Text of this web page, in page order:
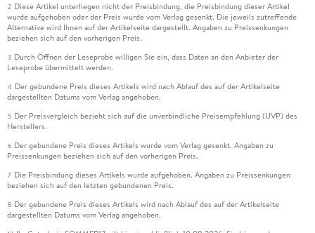
2 Diese Artikel unterliegen nicht der Preisbindung, die Preisbindung dieser Artikel
wurde aufgehoben oder der Preis wurde vom Verlag gesenkt. Die jeweils zutreffende
Alternative wird Ihnen auf der Artikelseite dargestellt. Angaben zu Preissenkungen
beziehen sich auf den vorherigen Preis.
3 Durch Öffnen der Leseprobe willigen Sie ein, dass Daten an den Anbieter der
Leseprobe übermittelt werden.
4 Der gebundene Preis dieses Artikels wird nach Ablauf des auf der Artikelseite
dargestellten Datums vom Verlag angehoben.
5 Der Preisvergleich bezieht sich auf die unverbindliche Preisempfehlung (UVP) des
Herstellers.
6 Der gebundene Preis dieses Artikels wurde vom Verlag gesenkt. Angaben zu
Preissenkungen beziehen sich auf den vorherigen Preis.
7 Die Preisbindung dieses Artikels wurde aufgehoben. Angaben zu Preissenkungen
beziehen sich auf den letzten gebundenen Preis.
8 Der gebundene Preis dieses Artikels wird nach Ablauf des auf der Artikelseite
dargestellten Datums vom Verlag angehoben.